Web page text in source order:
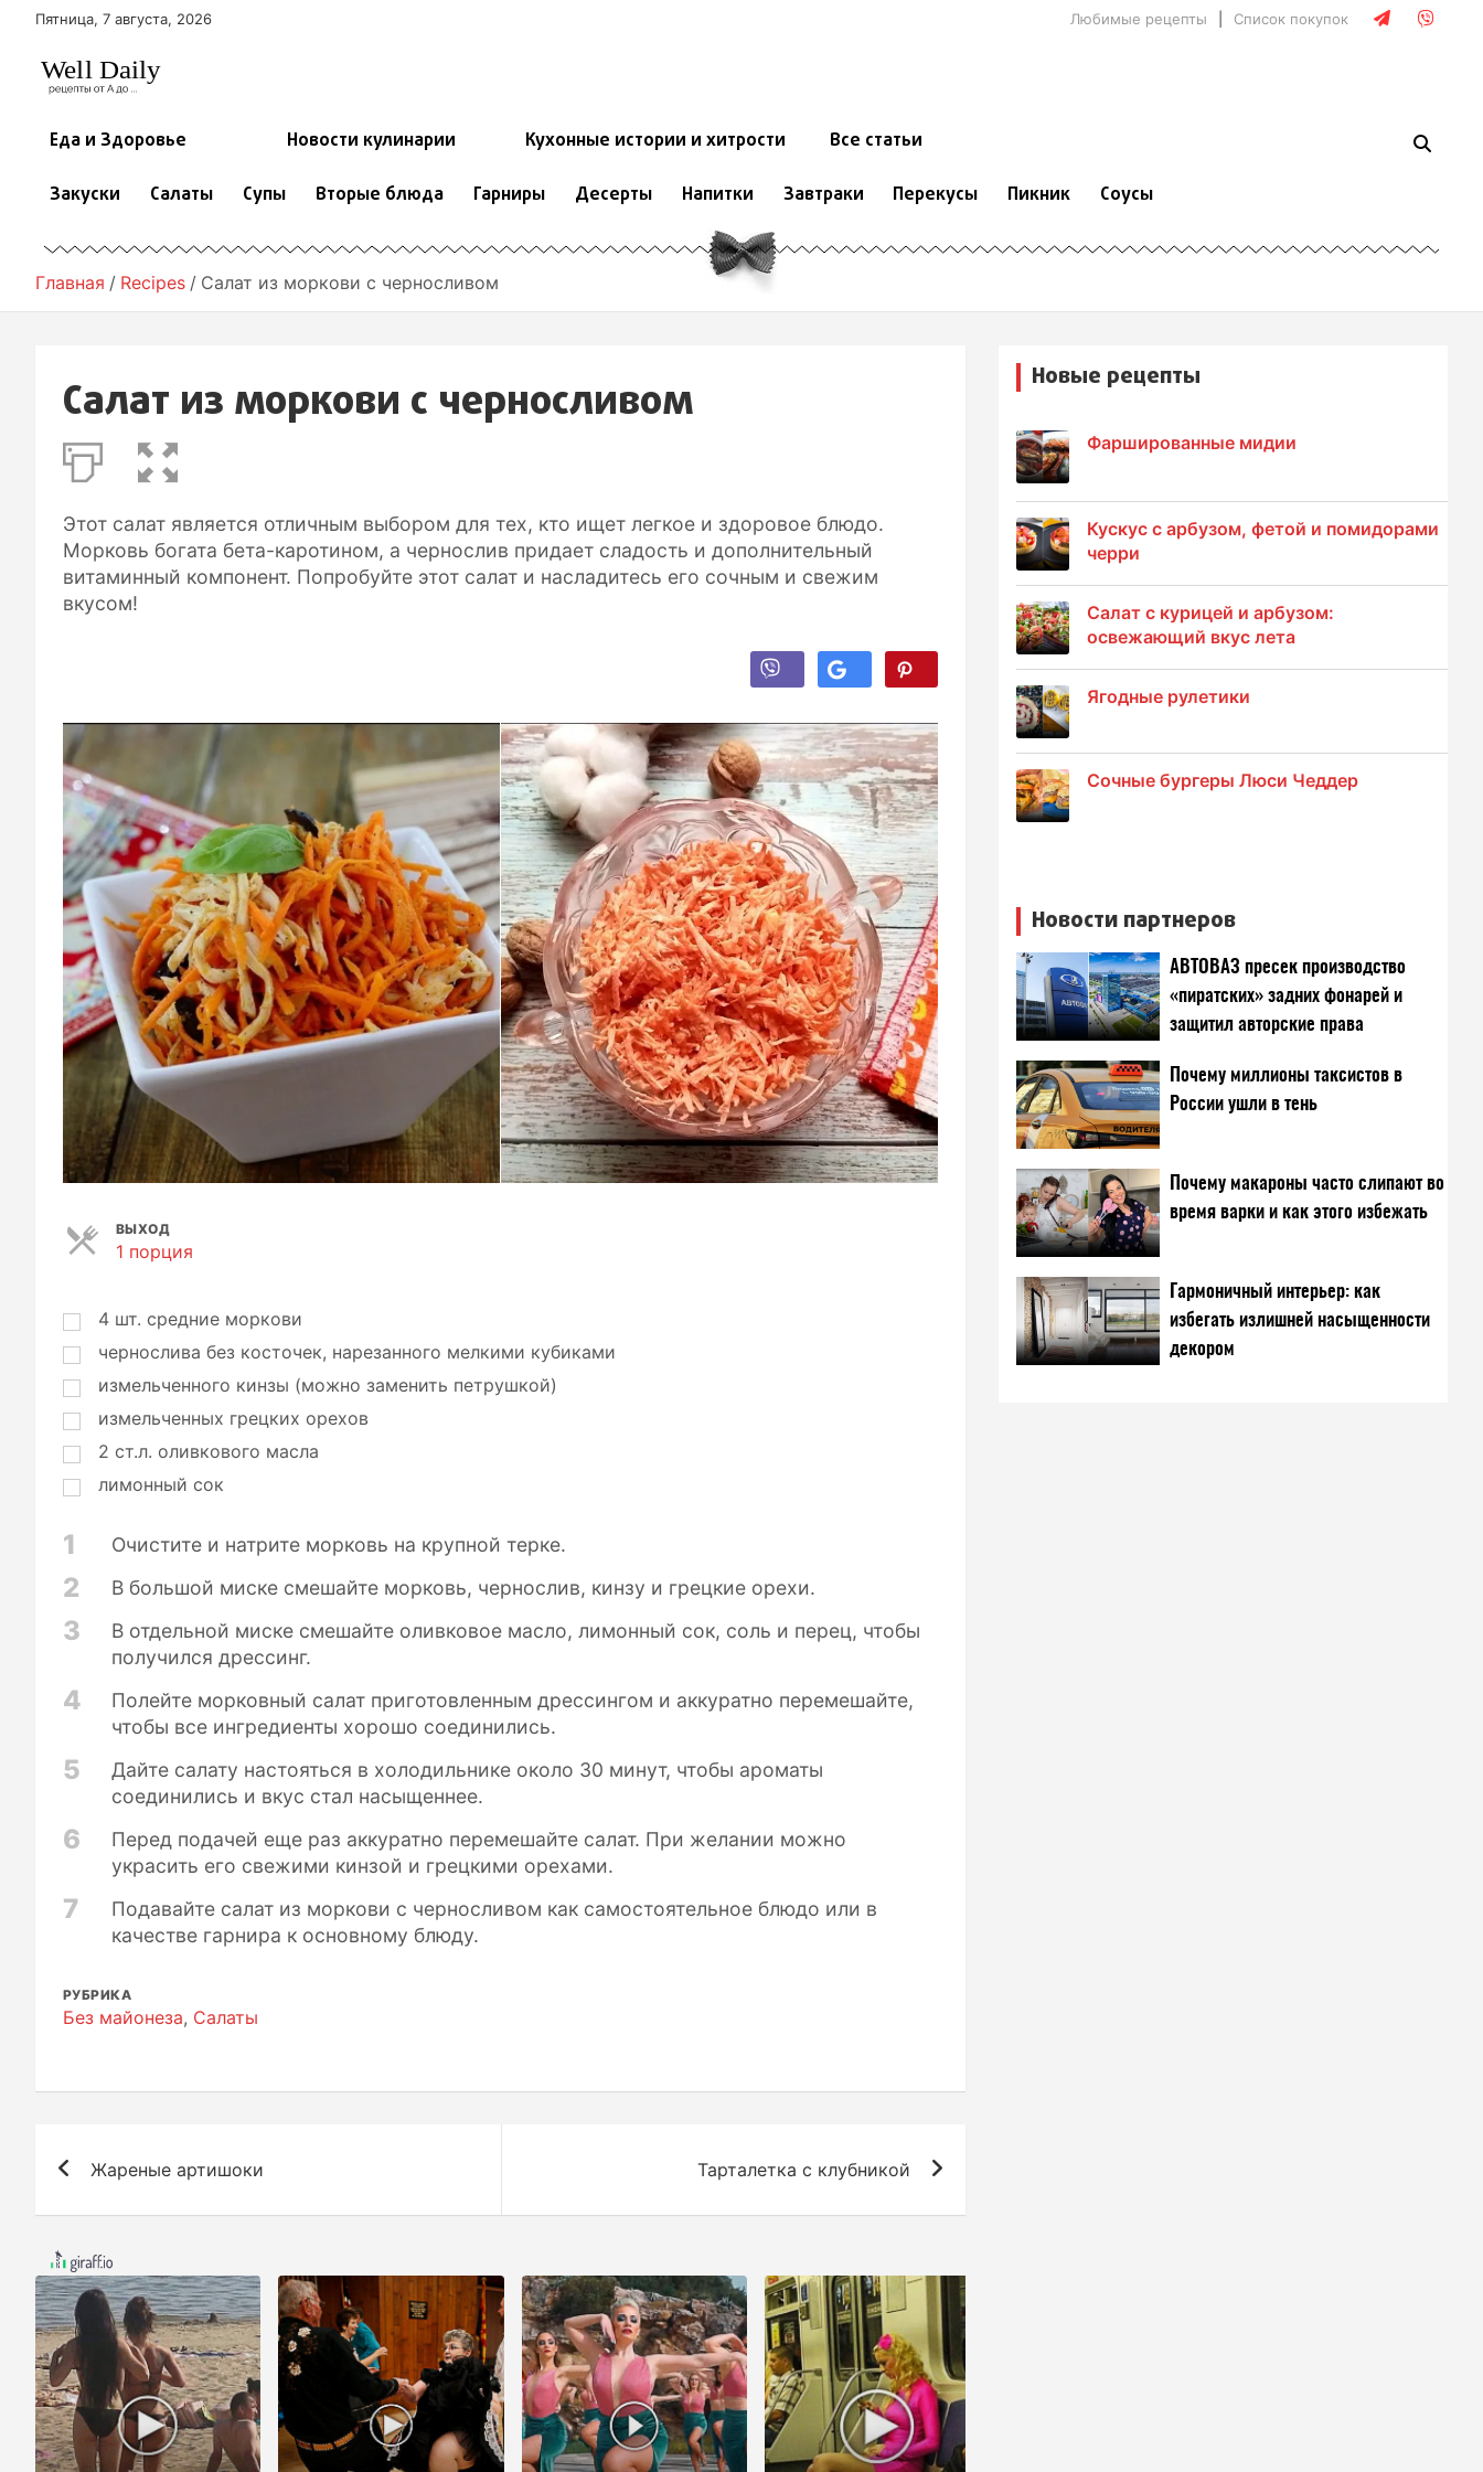
Пятница, 7 августа, 2026 Любимые рецепты Список покупок
Еда и Здоровье Новости кулинарии Кухонные истории и хитрости Все статьи
Закуски Салаты Супы Вторые блюда Гарниры Десерты Напитки Завтраки Перекусы Пикник Соусы
Главная Recipes Салат из моркови с черносливом
Салат из моркови с черносливом
Этот салат является отличным выбором для тех, кто ищет легкое и здоровое блюдо.
Морковь богата бета-каротином, а чернослив придает сладость и дополнительный
витаминный компонент. Попробуйте этот салат и насладитесь его сочным и свежим
вкусом!
ВЫХОД
1 порция
ц
и
4 шт. средние моркови
чернослива без косточек, нарезанного мелкими кубиками
измельченного кинзы (можно заменить петрушкой)
измельченных грецких орехов
2 ст.л. оливкового масла
лимонный сок
1 Очистите и натрите морковь на крупной терке.
2 В большой миске смешайте морковь, чернослив, кинзу и грецкие орехи.
3
В отдельной миске смешайте оливковое масло, лимонный сок, соль и перец, чтобы
получился дрессинг.
4
Полейте морковный салат приготовленным дрессингом и аккуратно перемешайте,
чтобы все ингредиенты хорошо соединились.
5
Дайте салату настояться в холодильнике около 30 минут, чтобы ароматы
соединились и вкус стал насыщеннее.
6
Перед подачей еще раз аккуратно перемешайте салат. При желании можно
украсить его свежими кинзой и грецкими орехами.
7
Подавайте салат из моркови с черносливом как самостоятельное блюдо или в
качестве гарнира к основному блюду.
РУБРИКА
Без майонеза, Салаты
и
г
а
ц
Жареные артишоки Тарталетка с клубникой
Новые рецепты
Фаршированные мидии
Кускус с арбузом, фетой и помидорами
черри
Салат с курицей и арбузом:
освежающий вкус лета
Ягодные рулетики
Сочные бургеры Люси Чеддер
Новости партнеров
АВТОВАЗ пресек производство
«пиратских» задних фонарей и
защитил авторские права
Почему миллионы таксистов в
России ушли в тень
Почему макароны часто слипают во
время варки и как этого избежать
Гармоничный интерьер: как
избегать излишней насыщенности
декором